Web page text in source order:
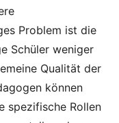
Problem ist die
Schüler weniger
Qualität der
können
spezifische Rollen